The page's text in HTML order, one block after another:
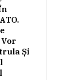
Și